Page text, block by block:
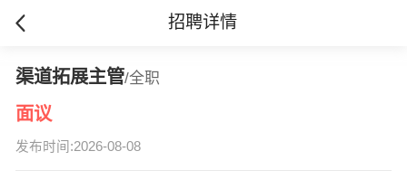
招聘详情
渠道拓展主管/全职
面议
发布时间:2026-08-08